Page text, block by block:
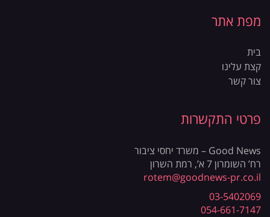
מפת אתר
בית
קצת עלינו
צור קשר
פרטי התקשרות
Good News – משרד יחסי ציבור
רח’ השומרון 7 א’, רמת השרון
rotem@goodnews-pr.co.il
03-5402069
054-661-7147